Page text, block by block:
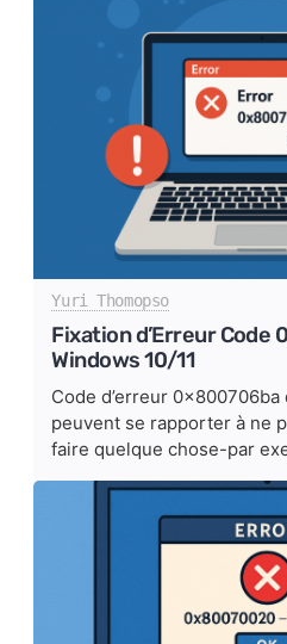
Yuri Thomopso
Fixation d’Erreur Code
Windows 10/11
Code d’erreur 0x800706ba
peuvent se rapporter à ne
faire quelque chose-par